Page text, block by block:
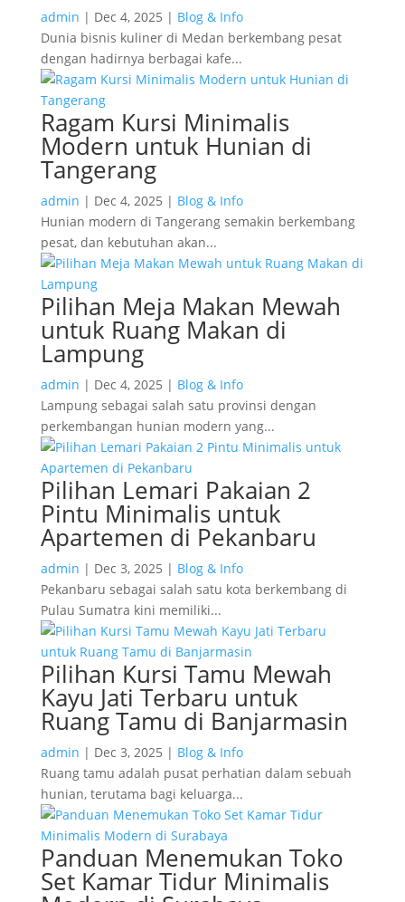
admin | Dec 4, 2025 | Blog & Info
Dunia bisnis kuliner di Medan berkembang pesat
dengan hadirnya berbagai kafe...
Ragam Kursi Minimalis
Modern untuk Hunian di
Tangerang
admin | Dec 4, 2025 | Blog & Info
Hunian modern di Tangerang semakin berkembang
pesat, dan kebutuhan akan...
Pilihan Meja Makan Mewah
untuk Ruang Makan di
Lampung
admin | Dec 4, 2025 | Blog & Info
Lampung sebagai salah satu provinsi dengan
perkembangan hunian modern yang...
Pilihan Lemari Pakaian 2
Pintu Minimalis untuk
Apartemen di Pekanbaru
admin | Dec 3, 2025 | Blog & Info
Pekanbaru sebagai salah satu kota berkembang di
Pulau Sumatra kini memiliki...
Pilihan Kursi Tamu Mewah
Kayu Jati Terbaru untuk
Ruang Tamu di Banjarmasin
admin | Dec 3, 2025 | Blog & Info
Ruang tamu adalah pusat perhatian dalam sebuah
hunian, terutama bagi keluarga...
Panduan Menemukan Toko
Set Kamar Tidur Minimalis